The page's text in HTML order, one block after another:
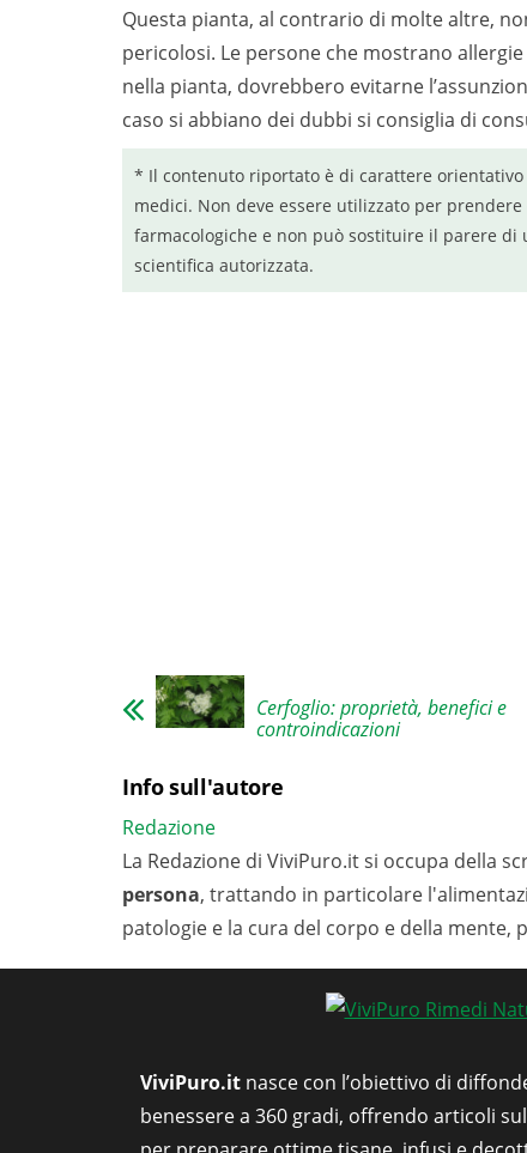
Questa pianta, al contrario di molte altre,
pericolosi. Le persone che mostrano
nella pianta, dovrebbero evitarne
caso si abbiano dei dubbi si consiglia di
* Il contenuto riportato è di carattere
medici. Non deve essere utilizzato per
farmacologiche e non può sostituire il parere
scientifica autorizzata.
Cerfoglio: proprietà, benefici e
controindicazioni
Info sull'autore
Redazione
La Redazione di ViviPuro.it si occupa della
persona, trattando in particolare
patologie e la cura del corpo e della mente,
ViviPuro.it nasce con l’obiettivo di
benessere a 360 gradi, offrendo articoli